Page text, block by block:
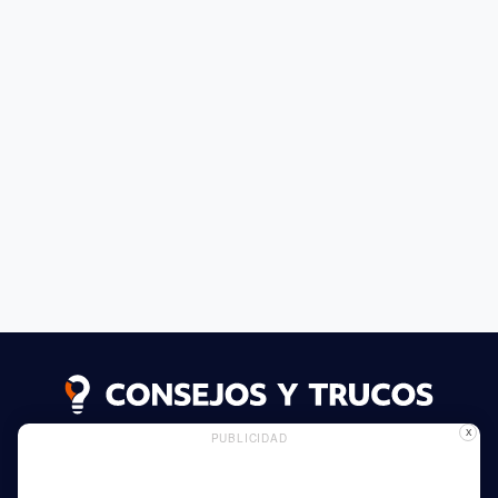
PUBLICIDAD X